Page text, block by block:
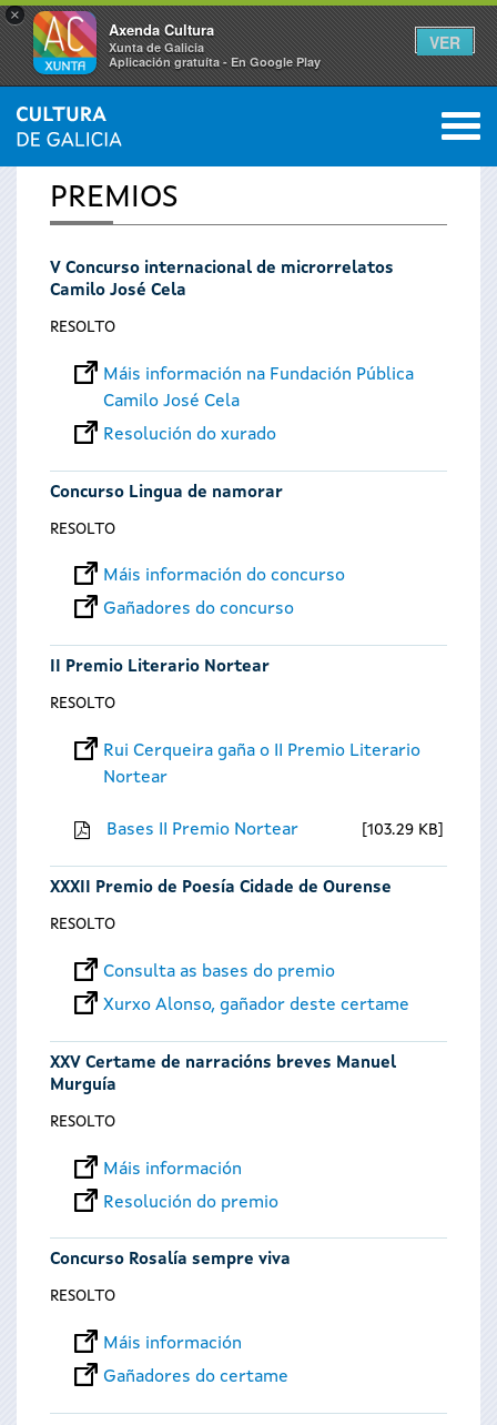
×
Axenda Cultura
Xunta de Galicia
Aplicación gratuíta - En Google Play
VER
Vostede
está
aquí
INICIO 0
PREMIOS
V Concurso internacional de microrrelatos
Camilo José Cela
RESOLTO
Máis información na Fundación Pública
Camilo José Cela
Resolución do xurado
Concurso Lingua de namorar
RESOLTO
Máis información do concurso
Gañadores do concurso
II Premio Literario Nortear
RESOLTO
Rui Cerqueira gaña o II Premio Literario
Nortear
Bases II Premio Nortear 103.29 KB
XXXII Premio de Poesía Cidade de Ourense
RESOLTO
Consulta as bases do premio
Xurxo Alonso, gañador deste certame
XXV Certame de narracións breves Manuel
Murguía
RESOLTO
Máis información
Resolución do premio
Concurso Rosalía sempre viva
RESOLTO
Máis información
Gañadores do certame